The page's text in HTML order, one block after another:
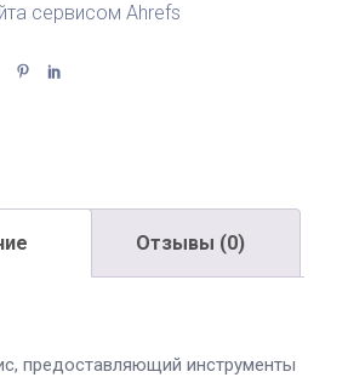
сервисом Ahrefs
Отзывы (0)
предоставляющий инструменты